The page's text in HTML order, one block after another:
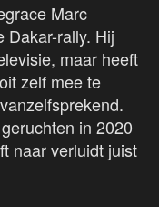
Marc
Dakar-rally. Hij
maar heeft
zelf mee te
in 2020
naar verluidt juist